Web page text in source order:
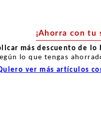
¡Ahorra con tu
más descuento de lo
lo que tengas
ver más artículos